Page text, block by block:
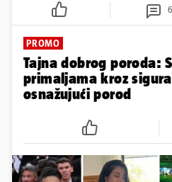
6
PROMO
Tajna dobrog poroda: S
primaljama kroz
osnažujući porod